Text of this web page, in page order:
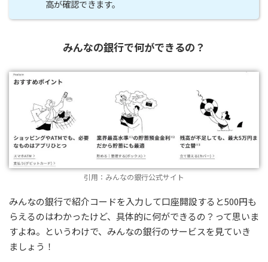
高が確認できます。
みんなの銀行で何ができるの？
引用：みんなの銀行公式サイト
みんなの銀行で紹介コードを入力して口座開設すると500円も
らえるのはわかったけど、具体的に何ができるの？って思いま
すよね。というわけで、みんなの銀行のサービスを見ていき
ましょう！